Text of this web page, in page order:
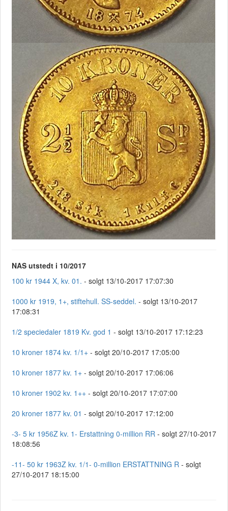
NAS utstedt i 10/2017
100 kr 1944 X, kv. 01. - solgt 13/10-2017 17:07:30
1000 kr 1919, 1+, stiftehull. SS-seddel. - solgt 13/10-2017
17:08:31
1/2 speciedaler 1819 Kv. god 1 - solgt 13/10-2017 17:12:23
10 kroner 1874 kv. 1/1+ - solgt 20/10-2017 17:05:00
10 kroner 1877 kv. 1+ - solgt 20/10-2017 17:06:06
10 kroner 1902 kv. 1++ - solgt 20/10-2017 17:07:00
20 kroner 1877 kv. 01 - solgt 20/10-2017 17:12:00
-3- 5 kr 1956Z kv. 1- Erstattning 0-million RR - solgt 27/10-2017
18:08:56
-11- 50 kr 1963Z kv. 1/1- 0-million ERSTATTNING R - solgt
27/10-2017 18:15:00